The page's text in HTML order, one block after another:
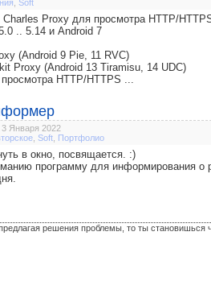
Soft
Proxy для просмотра HTTP/
.. 5.14 и Android 7
(Android 9 Pie, 11 RVC)
Proxy (Android 13 Tiramisu, 14 UDC)
HTTP/HTTPS ...
3 Января 2022
Soft Портфолио
в окно, посвящается. :)
программу для информирования о
решения проблемы, то ты становишься